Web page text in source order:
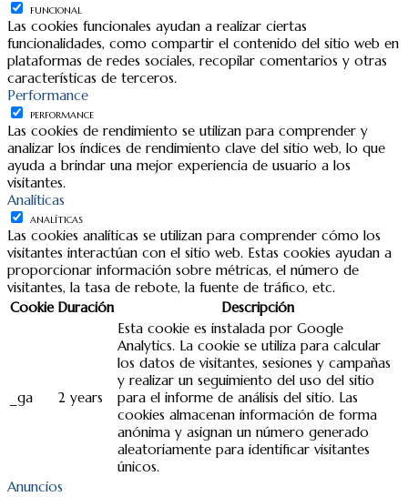
FUNCIONAL
Las cookies funcionales ayudan a realizar ciertas
funcionalidades, como compartir el contenido del sitio web en
plataformas de redes sociales, recopilar comentarios y otras
características de terceros.
Performance
PERFORMANCE
Las cookies de rendimiento se utilizan para comprender y
analizar los índices de rendimiento clave del sitio web, lo que
ayuda a brindar una mejor experiencia de usuario a los
visitantes.
Analíticas
ANALÍTICAS
Las cookies analíticas se utilizan para comprender cómo los
visitantes interactúan con el sitio web. Estas cookies ayudan a
proporcionar información sobre métricas, el número de
visitantes, la tasa de rebote, la fuente de tráfico, etc.
Cookie Duración Descripción
_ga 2 years
Esta cookie es instalada por Google
Analytics. La cookie se utiliza para calcular
los datos de visitantes, sesiones y campañas
y realizar un seguimiento del uso del sitio
para el informe de análisis del sitio. Las
cookies almacenan información de forma
anónima y asignan un número generado
aleatoriamente para identificar visitantes
únicos.
Anuncios